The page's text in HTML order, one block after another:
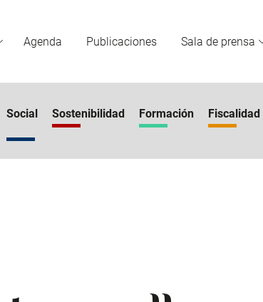
Agenda Publicaciones Sala de prensa
Social Sostenibilidad Formación Fiscalidad